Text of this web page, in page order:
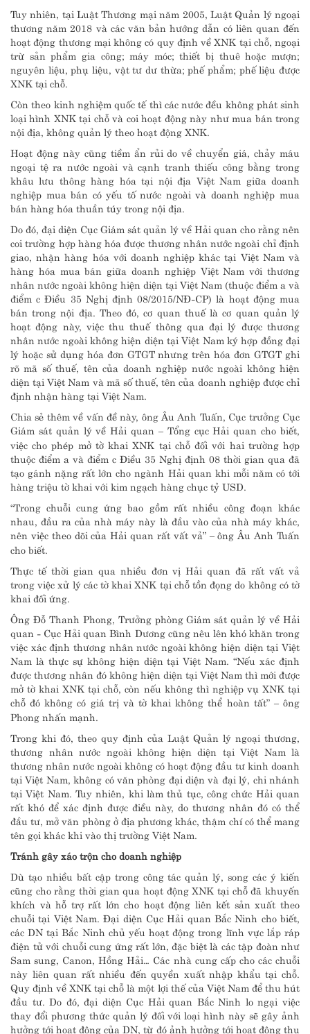
Tuy nhiên, tại Luật Thương mại năm 2005, Luật Quản lý ngoại
thương năm 2018 và các văn bản hướng dẫn có liên quan đến
hoạt động thương mại không có quy định về XNK tại chỗ, ngoại
trừ sản phẩm gia công; máy móc; thiết bị thuê hoặc mượn;
nguyên liệu, phụ liệu, vật tư dư thừa; phế phẩm; phế liệu được
XNK tại chỗ.
Còn theo kinh nghiệm quốc tế thì các nước đều không phát sinh
loại hình XNK tại chỗ và coi hoạt động này như mua bán trong
nội địa, không quản lý theo hoạt động XNK.
Hoạt động này cũng tiềm ẩn rủi do về chuyển giá, chảy máu
ngoại tệ ra nước ngoài và cạnh tranh thiếu công bằng trong
khâu lưu thông hàng hóa tại nội địa Việt Nam giữa doanh
nghiệp mua bán có yếu tố nước ngoài và doanh nghiệp mua
bán hàng hóa thuần túy trong nội địa.
Do đó, đại diện Cục Giám sát quản lý về Hải quan cho rằng nên
coi trường hợp hàng hóa được thương nhân nước ngoài chỉ định
giao, nhận hàng hóa với doanh nghiệp khác tại Việt Nam và
hàng hóa mua bán giữa doanh nghiệp Việt Nam với thương
nhân nước ngoài không hiện diện tại Việt Nam (thuộc điểm a và
điểm c Điều 35 Nghị định 08/2015/NĐ-CP) là hoạt động mua
bán trong nội địa. Theo đó, cơ quan thuế là cơ quan quản lý
hoạt động này, việc thu thuế thông qua đại lý được thương
nhân nước ngoài không hiện diện tại Việt Nam ký hợp đồng đại
lý hoặc sử dụng hóa đơn GTGT nhưng trên hóa đơn GTGT ghi
rõ mã số thuế, tên của doanh nghiệp nước ngoài không hiện
diện tại Việt Nam và mã số thuế, tên của doanh nghiệp được chỉ
định nhận hàng tại Việt Nam.
Chia sẻ thêm về vấn đề này, ông Âu Anh Tuấn, Cục trưởng Cục
Giám sát quản lý về Hải quan – Tổng cục Hải quan cho biết,
việc cho phép mở tờ khai XNK tại chỗ đối với hai trường hợp
thuộc điểm a và điểm c Điều 35 Nghị định 08 thời gian qua đã
tạo gánh nặng rất lớn cho ngành Hải quan khi mỗi năm có tới
hàng triệu tờ khai với kim ngạch hàng chục tỷ USD.
“Trong chuỗi cung ứng bao gồm rất nhiều công đoạn khác
nhau, đầu ra của nhà máy này là đầu vào của nhà máy khác,
nên việc theo dõi của Hải quan rất vất vả” – ông Âu Anh Tuấn
cho biết.
Thực tế thời gian qua nhiều đơn vị Hải quan đã rất vất vả
trong việc xử lý các tờ khai XNK tại chỗ tồn đọng do không có tờ
khai đối ứng.
Ông Đỗ Thanh Phong, Trưởng phòng Giám sát quản lý về Hải
quan - Cục Hải quan Bình Dương cũng nêu lên khó khăn trong
việc xác định thương nhân nước ngoài không hiện diện tại Việt
Nam là thực sự không hiện diện tại Việt Nam. “Nếu xác định
được thương nhân đó không hiện diện tại Việt Nam thì mới được
mở tờ khai XNK tại chỗ, còn nếu không thì nghiệp vụ XNK tại
chỗ đó không có giá trị và tờ khai không thể hoàn tất” – ông
Phong nhấn mạnh.
Trong khi đó, theo quy định của Luật Quản lý ngoại thương,
thương nhân nước ngoài không hiện diện tại Việt Nam là
thương nhân nước ngoài không có hoạt động đầu tư kinh doanh
tại Việt Nam, không có văn phòng đại diện và đại lý, chi nhánh
tại Việt Nam. Tuy nhiên, khi làm thủ tục, công chức Hải quan
rất khó để xác định được điều này, do thương nhân đó có thể
đầu tư, mở văn phòng ở địa phương khác, thậm chí có thể mang
tên gọi khác khi vào thị trường Việt Nam.
Tránh gây xáo trộn cho doanh nghiệp
Dù tạo nhiều bất cập trong công tác quản lý, song các ý kiến
cũng cho rằng thời gian qua hoạt động XNK tại chỗ đã khuyến
khích và hỗ trợ rất lớn cho hoạt động liên kết sản xuất theo
chuỗi tại Việt Nam. Đại diện Cục Hải quan Bắc Ninh cho biết,
các DN tại Bắc Ninh chủ yếu hoạt động trong lĩnh vực lắp ráp
điện tử với chuỗi cung ứng rất lớn, đặc biệt là các tập đoàn như
Sam sung, Canon, Hồng Hải… Các nhà cung cấp cho các chuỗi
này liên quan rất nhiều đến quyền xuất nhập khẩu tại chỗ.
Quy định về XNK tại chỗ là một lợi thế của Việt Nam để thu hút
đầu tư. Do đó, đại diện Cục Hải quan Bắc Ninh lo ngại việc
thay đổi phương thức quản lý đối với loại hình này sẽ gây ảnh
hưởng tới hoạt động của DN, từ đó ảnh hưởng tới hoạt động thu